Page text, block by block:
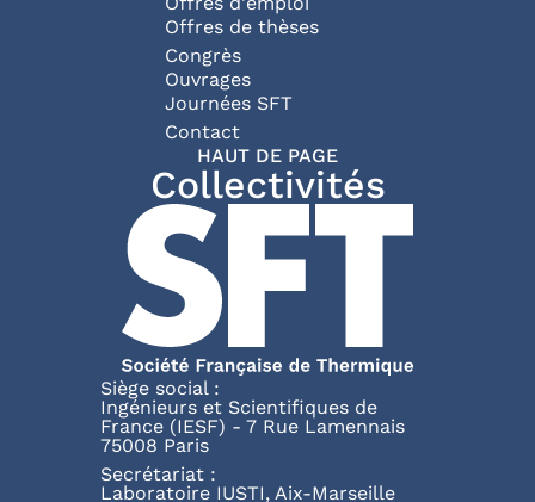
Offres de thèses
Congrès
Ouvrages
Journées SFT
Pied de page
Contact
HAUT DE PAGE
Collectivités
Siège social :
Ingénieurs et Scientifiques de
France (IESF) - 7 Rue Lamennais
75008 Paris
Secrétariat :
Laboratoire IUSTI, Aix-Marseille